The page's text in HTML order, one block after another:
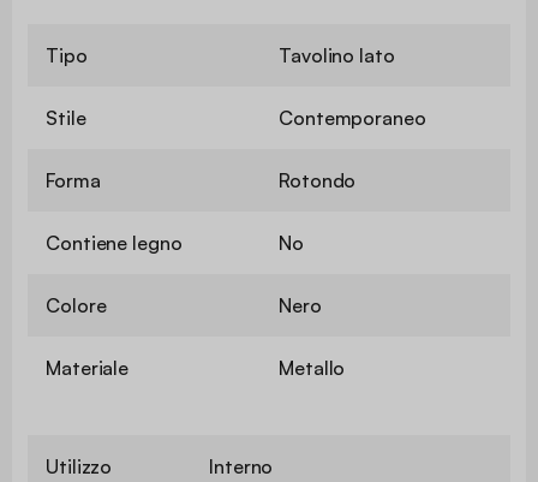
Tipo Tavolino lato
Stile Contemporaneo
Forma Rotondo
Contiene legno No
Colore Nero
Materiale Metallo
Utilizzo Interno